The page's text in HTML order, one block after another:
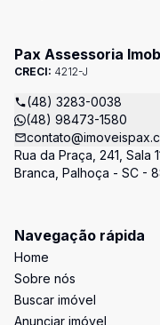
Pax Assessoria
CRECI: 4212-J
(48) 3283-0038
(48) 98473-1580
Rua da Praça, 241, Sala
Branca, Palhoça - SC -
Navegação rápida
Home
Sobre nós
Buscar imóvel
Anunciar imóvel